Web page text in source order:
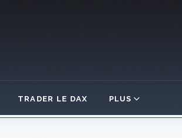
TRADER LE DAX PLUS